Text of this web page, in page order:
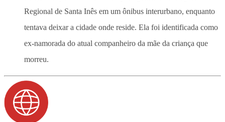
Regional de Santa Inês em um ônibus interurbano, enquanto
tentava deixar a cidade onde reside. Ela foi identificada como
ex-namorada do atual companheiro da mãe da criança que
morreu.